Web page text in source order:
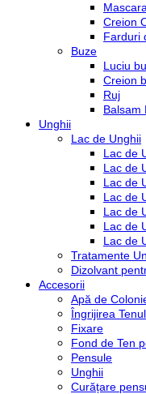
Mascara
Creion
Farduri
Buze
Luciu
Creion
Ruj
Balsam
Unghii
Lac de Unghii
Lac de
Lac de
Lac de
Lac de
Lac de
Lac de
Lac de
Tratamente
Dizolvant
Accesorii
Apă de
Îngrijirea
Fixare
Fond de Ten
Pensule
Unghii
Curățare